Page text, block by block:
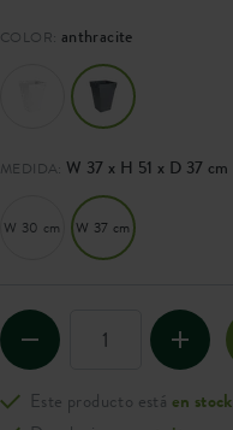
COLOR: anthracite
MEDIDA: W 37 x H 51 x D 37 cm
W 30 cm W 37 cm
Este producto está en stock